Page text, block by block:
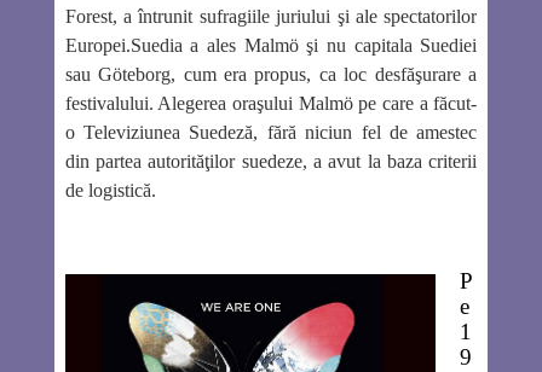
Forest, a întrunit sufragiile juriului şi ale spectatorilor
Europei.Suedia a ales Malmö şi nu capitala Suediei
sau Göteborg, cum era propus, ca loc desfăşurare a
festivalului. Alegerea oraşului Malmö pe care a făcut-
o Televiziunea Suedeză, fără niciun fel de amestec
din partea autorităţilor suedeze, a avut la baza criterii
de logistică.
P
e
1
9